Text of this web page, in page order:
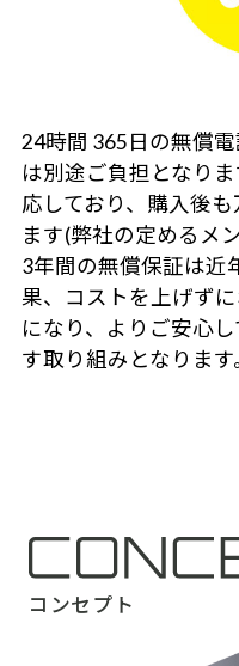
24時間 365日の無償
は別途ご負担となり
応しており、購入後
ます(弊社の定めるメ
3年間の無償保証は近
果、コストを上げず
になり、よりご安心
す取り組みとなります
コンセプト